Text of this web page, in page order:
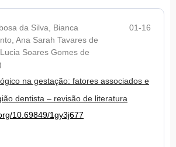
da Silva, Bianca
Ana Sarah Tavares de
Soares Gomes de
01-16
na gestação: fatores associados e
dentista – revisão de literatura
10.69849/1gy3j677